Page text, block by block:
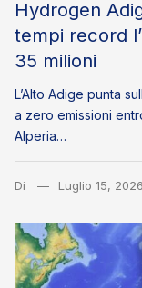
Hydrogen
tempi record
35 milioni
L’Alto Adige punta
a zero emissioni
Alperia…
Di Luglio 15, 2026